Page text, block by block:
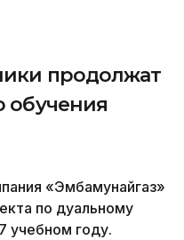
продолжат
обучения
«Эмбамунайгаз»
по дуальному
учебном году.